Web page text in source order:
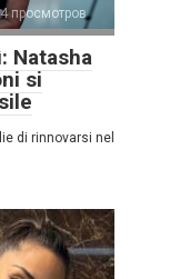
просмотров
Natasha
si
di rinnovarsi nel